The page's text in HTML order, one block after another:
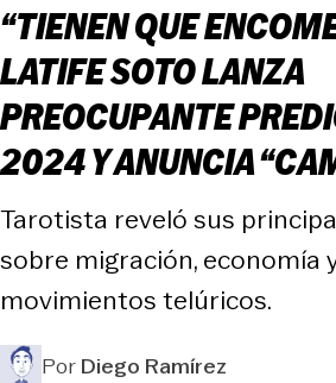
“TIENEN QUE
LATIFE SOTO LANZA
PREOCUPANTE
2024 Y ANUNCIA
Tarotista reveló sus
sobre migración, economía
movimientos telúricos.
PorDiego Ramírez